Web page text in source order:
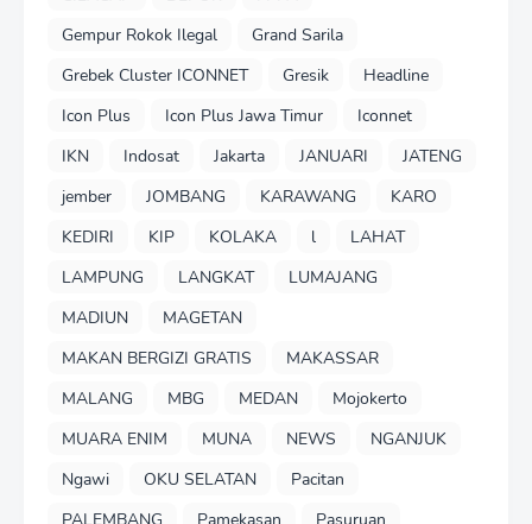
Gempur Rokok Ilegal
Grand Sarila
Grebek Cluster ICONNET
Gresik
Headline
Icon Plus
Icon Plus Jawa Timur
Iconnet
IKN
Indosat Jakarta JANUARI
JATENG
jember
JOMBANG KARAWANG
KARO
KEDIRI
KIP KOLAKA l
LAHAT
LAMPUNG
LANGKAT
LUMAJANG
MADIUN
MAGETAN
MAKAN BERGIZI GRATIS
MAKASSAR
MALANG
MBG MEDAN
Mojokerto
MUARA ENIM
MUNA NEWS
NGANJUK
Ngawi
OKU SELATAN
Pacitan
PALEMBANG
Pamekasan
Pasuruan